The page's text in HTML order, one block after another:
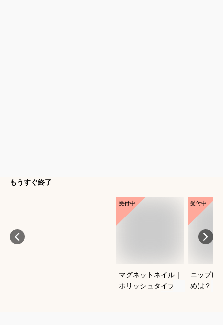
もうすぐ終了
受付中
マグネットネイル｜
ポリッシュタイプで
受付中
ニップレ
めは？